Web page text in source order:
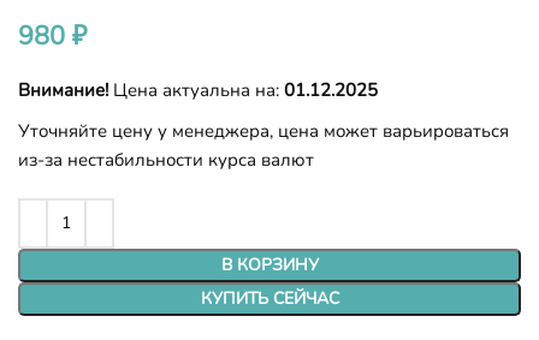
980 ₽
Внимание! Цена актуальна на: 01.12.2025
Уточняйте цену у менеджера, цена может варьироваться
из-за нестабильности курса валют
В КОРЗИНУ
КУПИТЬ СЕЙЧАС